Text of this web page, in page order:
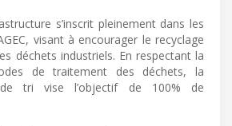
s’inscrit pleinement dans les
visant à encourager le recyclage
déchets industriels. En respectant la
de traitement des déchets, la
tri vise l’objectif de 100% de